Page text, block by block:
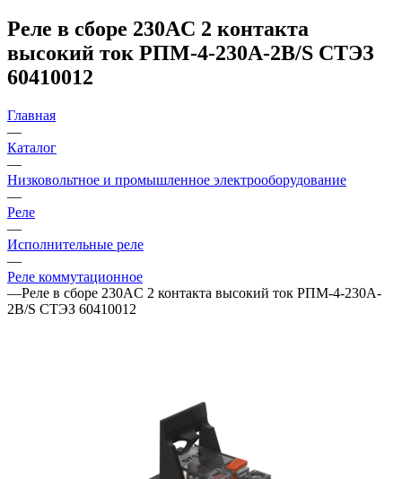
Реле в сборе 230AС 2 контакта
высокий ток РПМ-4-230A-2B/S СТЭЗ
60410012
Главная
—
Каталог
—
Низковольтное и промышленное электрооборудование
—
Реле
—
Исполнительные реле
—
Реле коммутационное
—Реле в сборе 230AС 2 контакта высокий ток РПМ-4-230A-
2B/S СТЭЗ 60410012